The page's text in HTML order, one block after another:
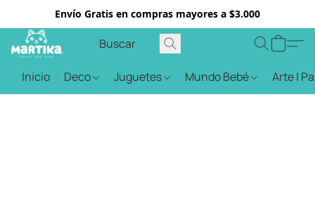
Envío Gratis en compras mayores a $3.000
Inicio Deco Juguetes Mundo Bebé Arte |